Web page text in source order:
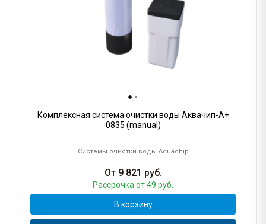
Комплексная система очистки воды Аквачип-A+
0835 (manual)
Системы очистки воды Aquachip
От 9 821 руб.
Рассрочка от 49 руб.
В корзину